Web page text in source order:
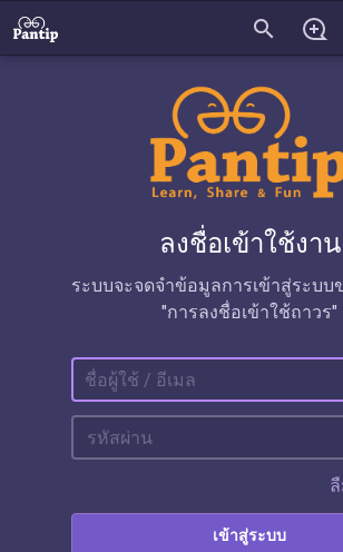
search
ลงชื่อเข้าใช้งาน
ระบบจะจดจำข้อมูลการเข้าสู่ระบ
"การลงชื่อเข้าใช้ถาวร"
เข้าสู่ระบบ